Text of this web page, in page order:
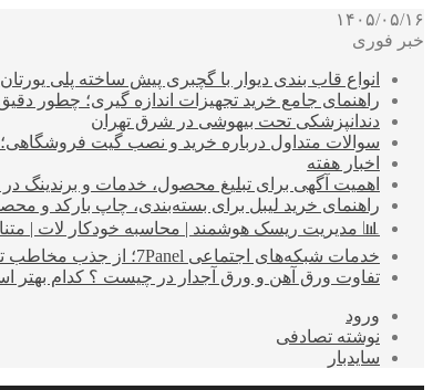
۱۴۰۵/۰۵/۱۶
خبر فوری
انواع قاب بندی دیوار با گچبری پیش ساخته پلی
راهنمای جامع خرید تجهیزات اندازه گیری؛ چطور
دندانپزشکی تحت بیهوشی در شرق تهران
سوالات متداول درباره خرید و نصب گیت
اخبار هفته
اهمیت آگهی برای تبلیغ محصول، خدمات و برندینگ
راهنمای خرید لیبل برای بسته‌بندی، چاپ بارکد و
📊 مدیریت ریسک هوشمند | محاسبه خودکار لات |
خدمات شبکه‌های اجتماعی 7Panel؛ از جذب مخاطب تا افزایش درآمد
تفاوت ورق آهن و ورق آجدار در چیست ؟ کدام بهتر
ورود
نوشته تصادفی
سایدبار